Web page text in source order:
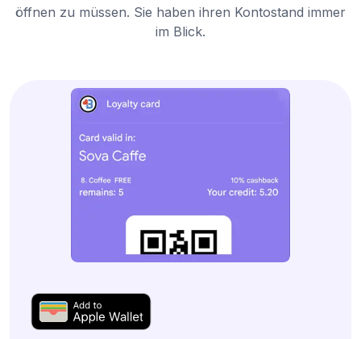
öffnen zu müssen. Sie haben ihren Kontostand immer
im Blick.